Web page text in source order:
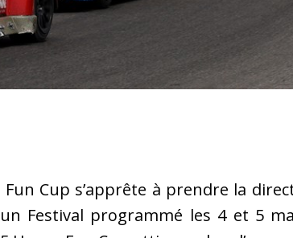
Cup s’apprête à prendre la
Festival programmé les 4 et 5